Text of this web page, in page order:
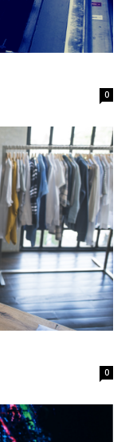
0
0